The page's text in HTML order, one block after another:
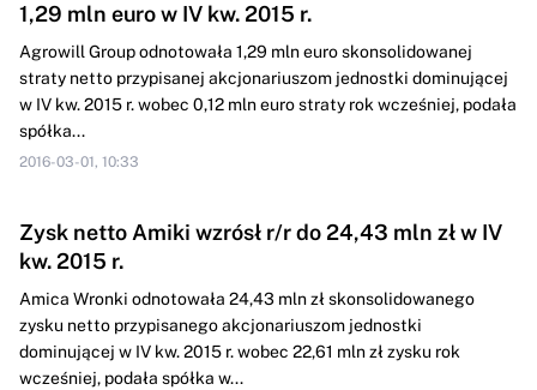
1,29 mln euro w IV kw. 2015 r.
Agrowill Group odnotowała 1,29 mln euro skonsolidowanej
straty netto przypisanej akcjonariuszom jednostki dominującej
w IV kw. 2015 r. wobec 0,12 mln euro straty rok wcześniej, podała
spółka...
2016-03-01, 10:33
Zysk netto Amiki wzrósł r/r do 24,43 mln zł w IV
kw. 2015 r.
Amica Wronki odnotowała 24,43 mln zł skonsolidowanego
zysku netto przypisanego akcjonariuszom jednostki
dominującej w IV kw. 2015 r. wobec 22,61 mln zł zysku rok
wcześniej, podała spółka w...